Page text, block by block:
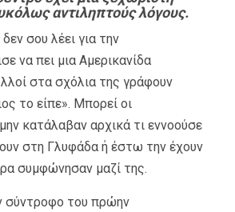
αντιληπτούς λόγους.
σου λέει για την
να πει μια Αμερικανίδα
στα σχόλια της γράφουν
το είπε». Μπορεί οι
κατάλαβαν αρχικά τι εννοούσε
στη Γλυφάδα ή έστω την έχουν
συμφώνησαν μαζί της.
σύντροφο του πρώην